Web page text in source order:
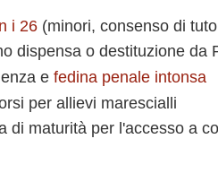
i 26 (minori, consenso di
dispensa o destituzione da
e fedina penale intonsa
per allievi marescialli
di maturità per l'accesso a